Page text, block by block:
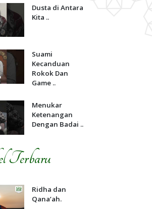
Dusta di Antara
Kita ..
Suami
Kecanduan
Rokok Dan
Game ..
Menukar
Ketenangan
Dengan Badai ..
Terbaru
Ridha dan
Qana’ah.